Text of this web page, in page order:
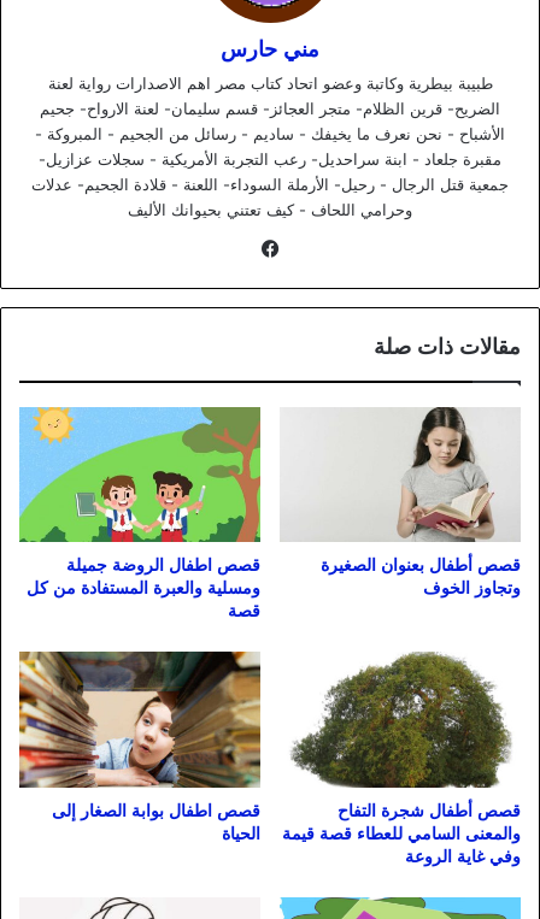
مني حارس
طبيبة بيطرية وكاتبة وعضو اتحاد كتاب مصر اهم الاصدارات رواية لعنة
الضريح- قرين الظلام- متجر العجائز- قسم سليمان- لعنة الارواح- جحيم
الأشباح - نحن نعرف ما يخيفك - ساديم - رسائل من الجحيم - المبروكة -
مقبرة جلعاد - ابنة سراحديل- رعب التجربة الأمريكية - سجلات عزازيل-
جمعية قتل الرجال - رحيل- الأرملة السوداء- اللعنة - قلادة الجحيم- عدلات
وحرامي اللحاف - كيف تعتني بحيوانك الأليف
مقالات ذات صلة
قصص أطفال بعنوان الصغيرة
وتجاوز الخوف
قصص اطفال الروضة جميلة
ومسلية والعبرة المستفادة من كل
قصة
قصص أطفال شجرة التفاح
والمعنى السامي للعطاء قصة قيمة
وفي غاية الروعة
قصص اطفال بوابة الصغار إلى
الحياة